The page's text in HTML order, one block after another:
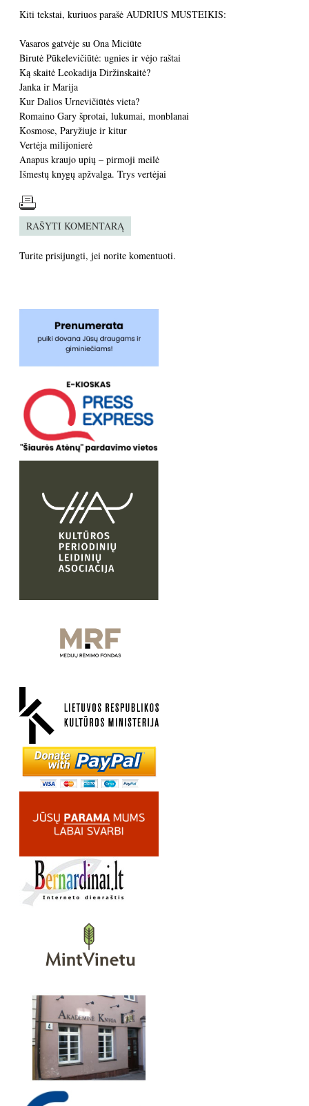
Kiti tekstai, kuriuos parašė AUDRIUS MUSTEIKIS:
Vasaros gatvėje su Ona Miciūte
Birutė Pūkelevičiūtė: ugnies ir vėjo raštai
Ką skaitė Leokadija Diržinskaitė?
Janka ir Marija
Kur Dalios Urnevičiūtės vieta?
Romaino Gary šprotai, lukumai, monblanai
Kosmose, Paryžiuje ir kitur
Vertėja milijonierė
Anapus kraujo upių – pirmoji meilė
Išmestų knygų apžvalga. Trys vertėjai
RAŠYTI KOMENTARĄ
Turite prisijungti, jei norite komentuoti.